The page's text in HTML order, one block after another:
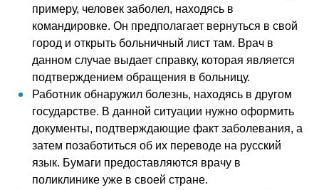
примеру, человек заболел, находясь в
командировке. Он предполагает вернуться в свой
город и открыть больничный лист там. Врач в
данном случае выдает справку, которая является
подтверждением обращения в больницу.
Работник обнаружил болезнь, находясь в другом
государстве. В данной ситуации нужно оформить
документы, подтверждающие факт заболевания, а
затем позаботиться об их переводе на русский
язык. Бумаги предоставляются врачу в
поликлинике уже в своей стране.